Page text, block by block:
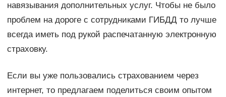
навязывания дополнительных услуг. Чтобы не было
проблем на дороге с сотрудниками ГИБДД то лучше
всегда иметь под рукой распечатанную электронную
страховку.
Если вы уже пользовались страхованием через
интернет, то предлагаем поделиться своим опытом